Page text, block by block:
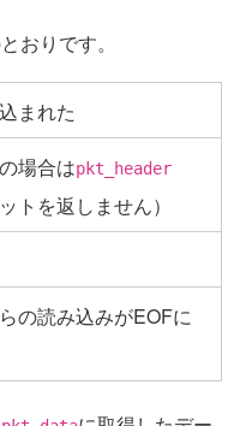
おりです。
まれた
場合はpkt_header
トを返しません）
の読み込みがEOFに